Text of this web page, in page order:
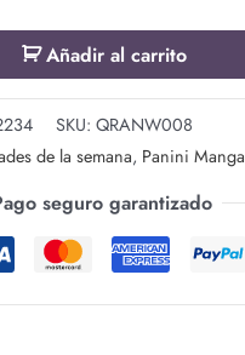
Añadir al carrito
SKU: QRANW008
de la semana, Panini Manga
seguro garantizado